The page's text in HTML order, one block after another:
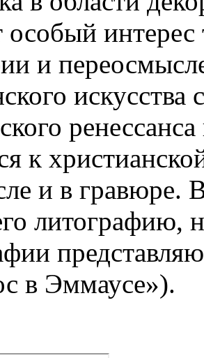
особый
и
к
и в гравюре.
литографию,
в Эммаусе»).